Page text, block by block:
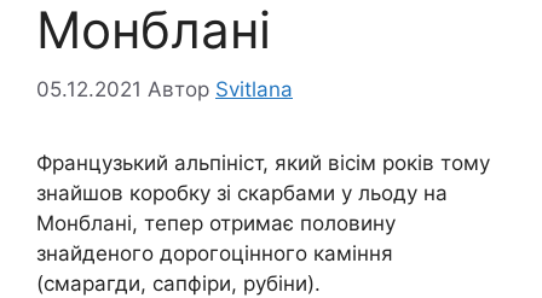
Монблані
05.12.2021 Автор Svitlana
Французький альпініст, який вісім років тому
знайшов коробку зі скарбами у льоду на
Монблані, тепер отримає половину
знайденого дорогоцінного каміння
(смарагди, сапфіри, рубіни).